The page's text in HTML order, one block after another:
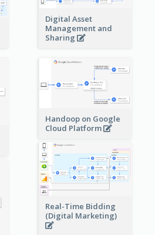
Digital Asset
Management and
Sharing
Handoop on Google
Cloud Platform
Real-Time Bidding
(Digital Marketing)